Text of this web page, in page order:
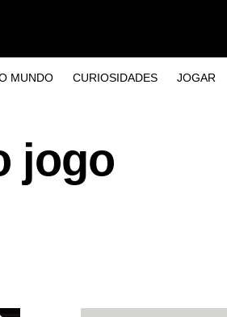
MUNDO CURIOSIDADES JOGAR
jogo